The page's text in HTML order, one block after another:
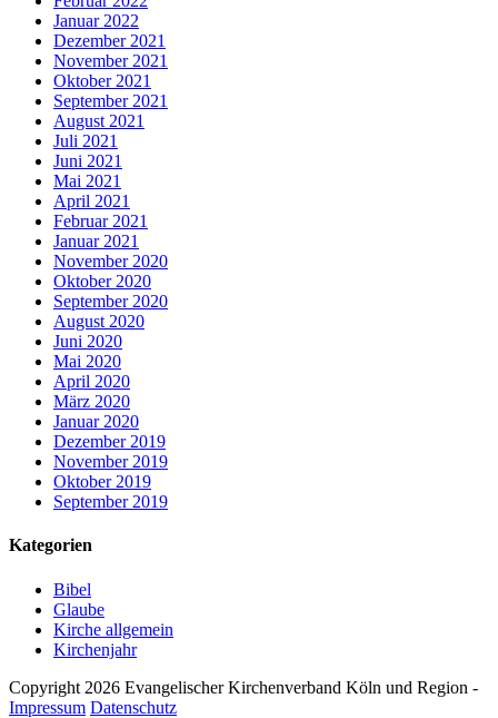
Januar 2022
Dezember 2021
November 2021
Oktober 2021
September 2021
August 2021
Juli 2021
Juni 2021
Mai 2021
April 2021
Februar 2021
Januar 2021
November 2020
Oktober 2020
September 2020
August 2020
Juni 2020
Mai 2020
April 2020
März 2020
Januar 2020
Dezember 2019
November 2019
Oktober 2019
September 2019
Kategorien
Bibel
Glaube
Kirche allgemein
Kirchenjahr
Copyright 2026 Evangelischer Kirchenverband Köln und Region -
Impressum Datenschutz